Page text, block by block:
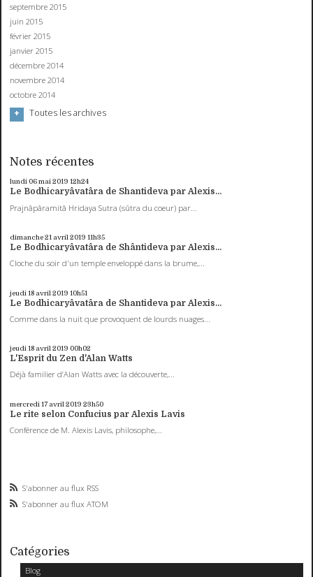
septembre 2015
juin 2015
février 2015
janvier 2015
décembre 2014
novembre 2014
octobre 2014
Toutes les archives
Notes récentes
lundi 06mai 2019 12h24
Le Bodhicaryâvatâra de Shantideva par Alexis...
Prajnâpâramitâ Hridaya Sutra (sûtra du coeur) par...
dimanche 21 avril 2019 11h35
Le Bodhicaryâvatâra de Shântideva par Alexis...
Cloche du soir d'un temple enveloppé dans la brume,...
jeudi 18 avril 2019 10h51
Le Bodhicaryâvatâra de Shantideva par Alexis...
Comme dans la nuit que provoquent de lourds nuages...
jeudi 18 avril 2019 00h02
L'Esprit du Zen d'Alan Watts
Déjà familier d’Alan Watts avec la découverte,...
mercredi 17 avril 2019 23h50
Le rite selon Confucius par Alexis Lavis
Conférence de M. Alexis Lavis, philosophe,...
S'abonner au flux RSS
S'abonner au flux ATOM
Catégories
Blog